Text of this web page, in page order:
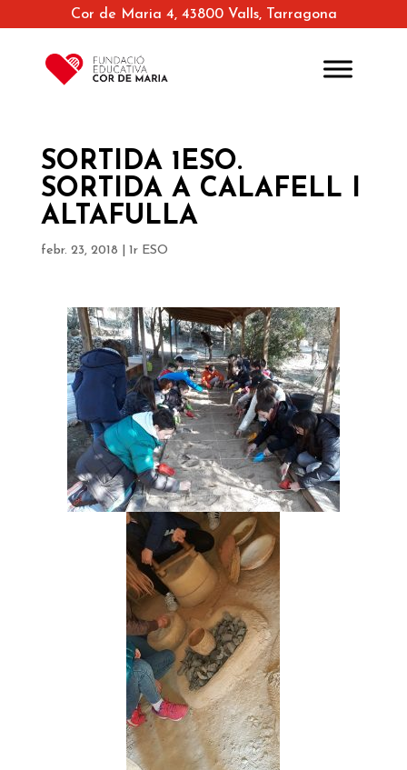
Cor de Maria 4, 43800 Valls, Tarragona
SORTIDA 1ESO.
SORTIDA A CALAFELL I
ALTAFULLA
febr. 23, 2018 1r ESO